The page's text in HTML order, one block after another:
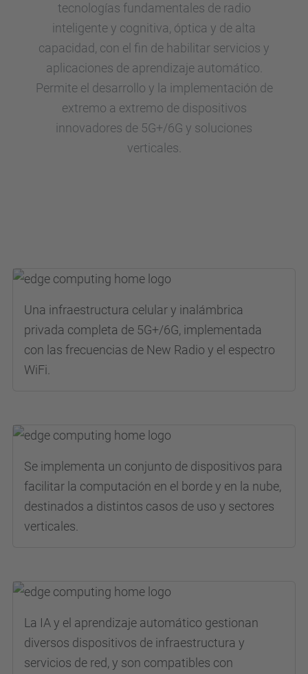
tecnologías fundamentales de radio
inteligente y cognitiva, óptica y de alta
capacidad, con el fin de habilitar servicios y
aplicaciones de aprendizaje automático.
Permite el desarrollo y la implementación de
extremo a extremo de dispositivos
innovadores de 5G+/6G y soluciones
verticales.
Una infraestructura celular y inalámbrica
privada completa de 5G+/6G, implementada
con las frecuencias de New Radio y el espectro
WiFi.
Se implementa un conjunto de dispositivos para
facilitar la computación en el borde y en la nube,
destinados a distintos casos de uso y sectores
verticales.
La IA y el aprendizaje automático gestionan
diversos dispositivos de infraestructura y
servicios de red, y son compatibles con